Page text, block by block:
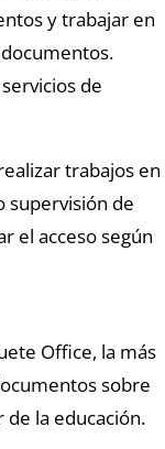
y trabajar en
de
trabajos en
supervisión de
el acceso según
Office, la más
sobre
la educación.